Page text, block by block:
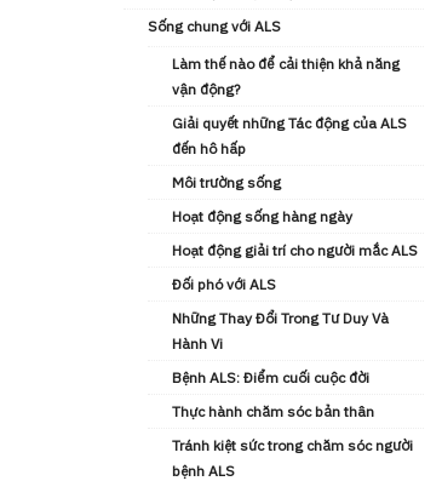
Sống chung với ALS
Làm thế nào để cải thiện khả năng
vận động?
Giải quyết những Tác động của ALS
đến hô hấp
Môi trường sống
Hoạt động sống hàng ngày
Hoạt động giải trí cho người mắc ALS
Đối phó với ALS
Những Thay Đổi Trong Tư Duy Và
Hành Vi
Bệnh ALS: Điểm cuối cuộc đời
Thực hành chăm sóc bản thân
Tránh kiệt sức trong chăm sóc người
bệnh ALS